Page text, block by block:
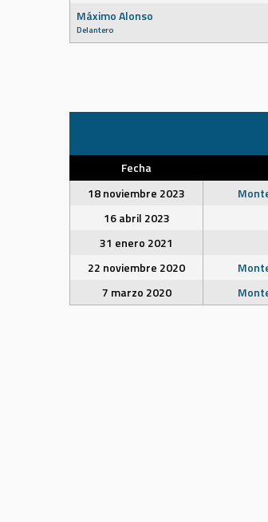
Máximo Alonso
Delantero
Fecha
18 noviembre 2023
16 abril 2023
31 enero 2021
22 noviembre 2020
7 marzo 2020